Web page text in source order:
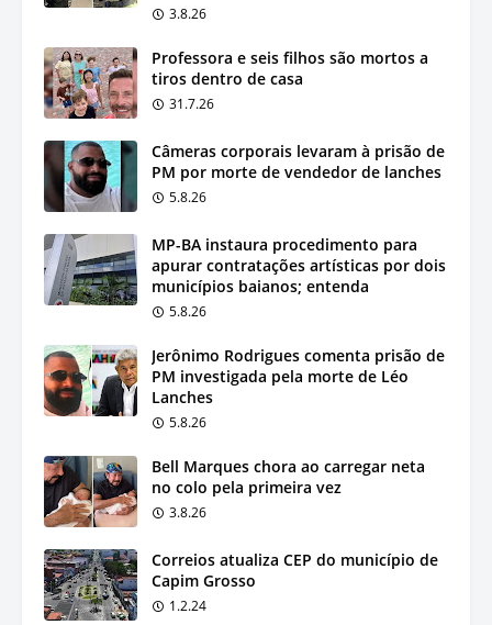
3.8.26
Professora e seis filhos são mortos a
tiros dentro de casa
31.7.26
Câmeras corporais levaram à prisão de
PM por morte de vendedor de lanches
5.8.26
MP-BA instaura procedimento para
apurar contratações artísticas por dois
municípios baianos; entenda
5.8.26
Jerônimo Rodrigues comenta prisão de
PM investigada pela morte de Léo
Lanches
5.8.26
Bell Marques chora ao carregar neta
no colo pela primeira vez
3.8.26
Correios atualiza CEP do município de
Capim Grosso
1.2.24